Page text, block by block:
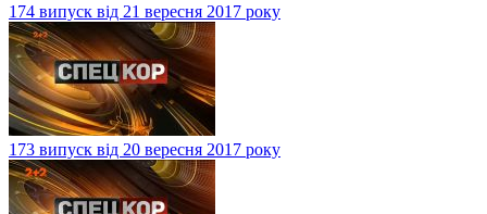
174 випуск від 21 вересня 2017 року
173 випуск від 20 вересня 2017 року